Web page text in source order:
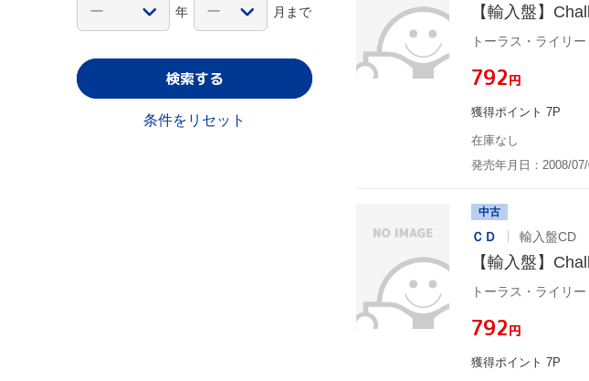
【輸入盤】
トーラス・ライリー
¥792円
獲得ポイント 7P
在庫なし
発売年月日：2008/07/
中古
ＣＤ 輸入盤CD
【輸入盤】
トーラス・ライリー
¥792円
獲得ポイント 7P
年 月まで
検索する
条件をリセット